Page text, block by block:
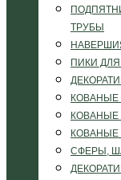
ТРУБЫ
ПИКИ
КОВАНЫЕ
КОВАНЫЕ
КОВАНЫЕ
СФЕРЫ,